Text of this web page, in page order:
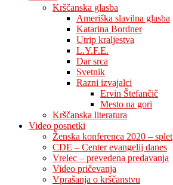
Krščanska glasba
Ameriška slavilna glasba
Katarina Bordner
Utrip kraljestva
L.Y.F.E.
Dar srca
Svetnik
Razni izvajalci
Ervin Štefančič
Mesto na gori
Krščanska literatura
Video posnetki
Ženska konferenca 2020 – splet
CDE – Center evangelij danes
Vrelec – prevedena predavanja
Video pričevanja
Vprašanja o krščanstvu